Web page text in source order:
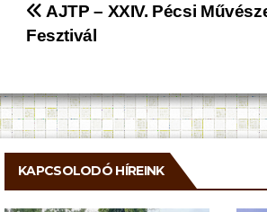
Bejegyzés
AJTP – XXIV. Pécsi
Fesztivál
KAPCSOLODÓ HÍREINK